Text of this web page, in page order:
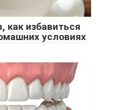
как избавиться
условиях